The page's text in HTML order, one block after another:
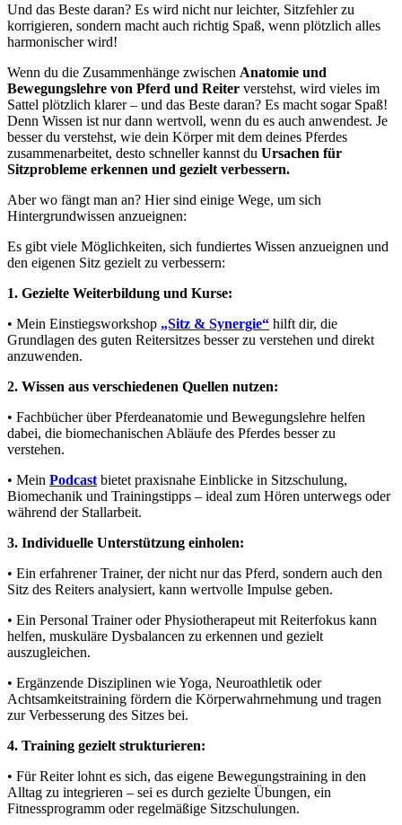
Und das Beste daran? Es wird nicht nur leichter, Sitzfehler zu
korrigieren, sondern macht auch richtig Spaß, wenn plötzlich alles
harmonischer wird!
Wenn du die Zusammenhänge zwischen Anatomie und
Bewegungslehre von Pferd und Reiter verstehst, wird vieles im
Sattel plötzlich klarer – und das Beste daran? Es macht sogar Spaß!
Denn Wissen ist nur dann wertvoll, wenn du es auch anwendest. Je
besser du verstehst, wie dein Körper mit dem deines Pferdes
zusammenarbeitet, desto schneller kannst du Ursachen für
Sitzprobleme erkennen und gezielt verbessern.
Aber wo fängt man an? Hier sind einige Wege, um sich
Hintergrundwissen anzueignen:
Es gibt viele Möglichkeiten, sich fundiertes Wissen anzueignen und
den eigenen Sitz gezielt zu verbessern:
1. Gezielte Weiterbildung und Kurse:
• Mein Einstiegsworkshop „Sitz & Synergie“ hilft dir, die
Grundlagen des guten Reitersitzes besser zu verstehen und direkt
anzuwenden.
2. Wissen aus verschiedenen Quellen nutzen:
• Fachbücher überPferdeanatomie und Bewegungslehre helfen
dabei, die biomechanischen Abläufe des Pferdes besser zu
verstehen.
• Mein Podcast bietet praxisnahe Einblicke in Sitzschulung,
Biomechanik und Trainingstipps – ideal zum Hören unterwegs oder
während der Stallarbeit.
3. Individuelle Unterstützung einholen:
• Ein erfahrenerTrainer, der nicht nur das Pferd, sondern auch den
Sitz des Reiters analysiert, kann wertvolle Impulse geben.
• Ein Personal Trainer oder Physiotherapeut mit Reiterfokus kann
helfen, muskuläre Dysbalancen zu erkennen und gezielt
auszugleichen.
• Ergänzende Disziplinen wieYoga, Neuroathletik oder
Achtsamkeitstraining fördern die Körperwahrnehmung und tragen
zur Verbesserung des Sitzes bei.
4. Training gezielt strukturieren:
• Für Reiter lohnt es sich, das eigene Bewegungstraining in den
Alltag zu integrieren – sei es durch gezielte Übungen, ein
Fitnessprogramm oder regelmäßige Sitzschulungen.